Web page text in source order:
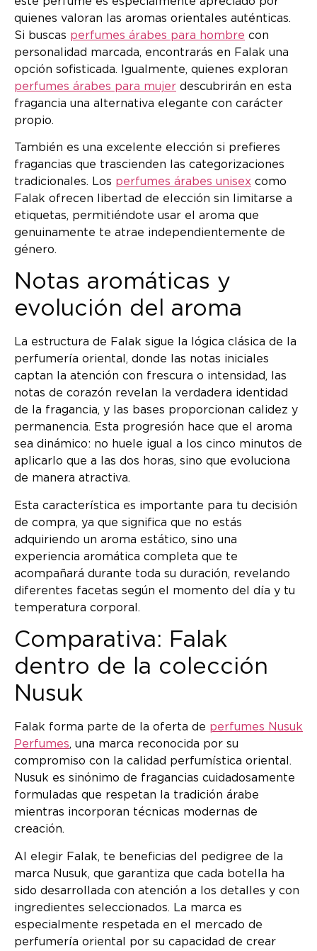
quienes valoran las aromas orientales auténticas.
Si buscas perfumes árabes para hombre con
personalidad marcada, encontrarás en Falak una
opción sofisticada. Igualmente, quienes exploran
perfumes árabes para mujer descubrirán en esta
fragancia una alternativa elegante con carácter
propio.
También es una excelente elección si prefieres
fragancias que trascienden las categorizaciones
tradicionales. Los perfumes árabes unisex como
Falak ofrecen libertad de elección sin limitarse a
etiquetas, permitiéndote usar el aroma que
genuinamente te atrae independientemente de
género.
Notas aromáticas y
evolución del aroma
La estructura de Falak sigue la lógica clásica de la
perfumería oriental, donde las notas iniciales
captan la atención con frescura o intensidad, las
notas de corazón revelan la verdadera identidad
de la fragancia, y las bases proporcionan calidez y
permanencia. Esta progresión hace que el aroma
sea dinámico: no huele igual a los cinco minutos de
aplicarlo que a las dos horas, sino que evoluciona
de manera atractiva.
Esta característica es importante para tu decisión
de compra, ya que significa que no estás
adquiriendo un aroma estático, sino una
experiencia aromática completa que te
acompañará durante toda su duración, revelando
diferentes facetas según el momento del día y tu
temperatura corporal.
Comparativa: Falak
dentro de la colección
Nusuk
Falak forma parte de la oferta de perfumes Nusuk
Perfumes, una marca reconocida por su
compromiso con la calidad perfumística oriental.
Nusuk es sinónimo de fragancias cuidadosamente
formuladas que respetan la tradición árabe
mientras incorporan técnicas modernas de
creación.
Al elegir Falak, te beneficias del pedigree de la
marca Nusuk, que garantiza que cada botella ha
sido desarrollada con atención a los detalles y con
ingredientes seleccionados. La marca es
especialmente respetada en el mercado de
perfumería oriental por su capacidad de crear